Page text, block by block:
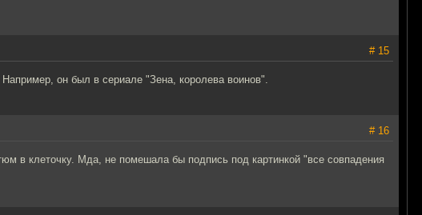
# 15
он был в сериале "Зена, королева воинов".
# 16
в клеточку. Мда, не помешала бы подпись под картинкой "все совпадения